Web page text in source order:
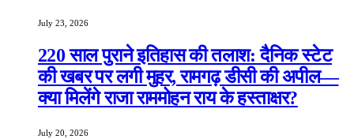
July 23, 2026
220 साल पुराने इतिहास की तलाश: दैनिक स्टेट
की खबर पर लगी मुहर, रामगढ़ डीसी की अपील—
क्या मिलेंगे राजा राममोहन राय के हस्ताक्षर?
July 20, 2026